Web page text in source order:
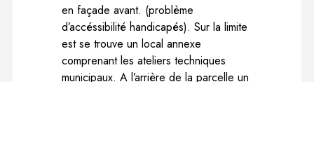
en façade avant. (problème
d’accéssibilité handicapés). Sur la limite
est se trouve un local annexe
comprenant les ateliers techniques
municipaux. A l’arrière de la parcelle un